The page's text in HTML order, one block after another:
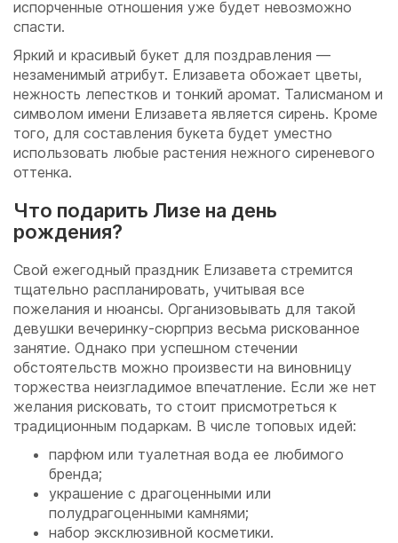
испорченные отношения уже будет невозможно
спасти.
Яркий и красивый букет для поздравления —
незаменимый атрибут. Елизавета обожает цветы,
нежность лепестков и тонкий аромат. Талисманом и
символом имени Елизавета является сирень. Кроме
того, для составления букета будет уместно
использовать любые растения нежного сиреневого
оттенка.
Что подарить Лизе на день
рождения?
Свой ежегодный праздник Елизавета стремится
тщательно распланировать, учитывая все
пожелания и нюансы. Организовывать для такой
девушки вечеринку-сюрприз весьма рискованное
занятие. Однако при успешном стечении
обстоятельств можно произвести на виновницу
торжества неизгладимое впечатление. Если же нет
желания рисковать, то стоит присмотреться к
традиционным подаркам. В числе топовых идей:
парфюм или туалетная вода ее любимого
бренда;
украшение с драгоценными или
полудрагоценными камнями;
набор эксклюзивной косметики.